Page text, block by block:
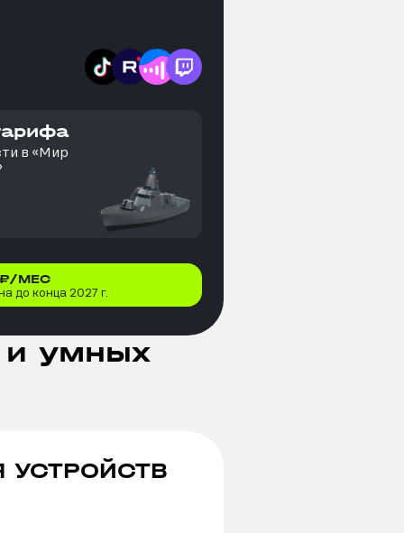
в «Мир
₽/МЕС
до конца 2027 г.
и умных
УСТРОЙСТВ